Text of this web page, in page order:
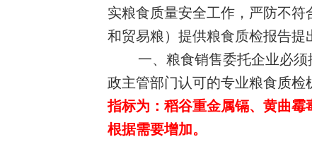
实粮食质量安全工作，严防不
和贸易粮）提供粮食质检报告提
一、粮食销售委托企业必
政主管部门认可的专业粮食质检
指标为：稻谷重金属镉、黄曲
根据需要增加。